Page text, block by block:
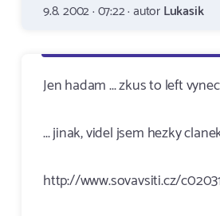
9.8. 2002 · 07:22 · autorLukasik
Jen hadam ... zkus to left
... jinak, videl jsem hezky
http://www.sovavsiti.cz/